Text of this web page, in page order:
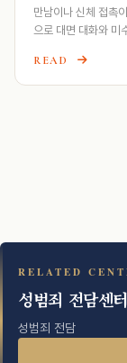
만남이나 신체 접촉
으로 대면 대화와 미
READ
RELATED
성범죄 전담센터
성범죄 전담